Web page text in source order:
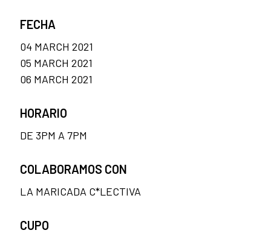
FECHA
04 MARCH 2021
05 MARCH 2021
06 MARCH 2021
HORARIO
DE 3PM A 7PM
COLABORAMOS CON
LA MARICADA C*LECTIVA
CUPO